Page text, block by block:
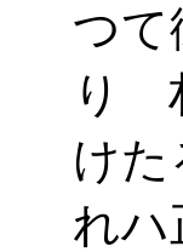
つて
り
け
れハ